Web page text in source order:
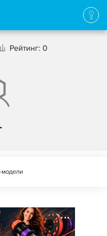
Рейтинг: 0
модели